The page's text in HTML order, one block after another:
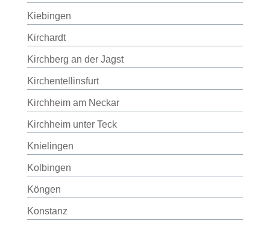
Kiebingen
Kirchardt
Kirchberg an der Jagst
Kirchentellinsfurt
Kirchheim am Neckar
Kirchheim unter Teck
Knielingen
Kolbingen
Köngen
Konstanz